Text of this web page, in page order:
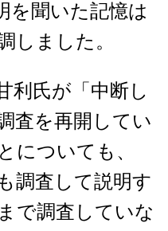
を聞いた記憶は
しました。
利氏が「中断し
査を再開してい
についても、
調査して説明す
で調査していな